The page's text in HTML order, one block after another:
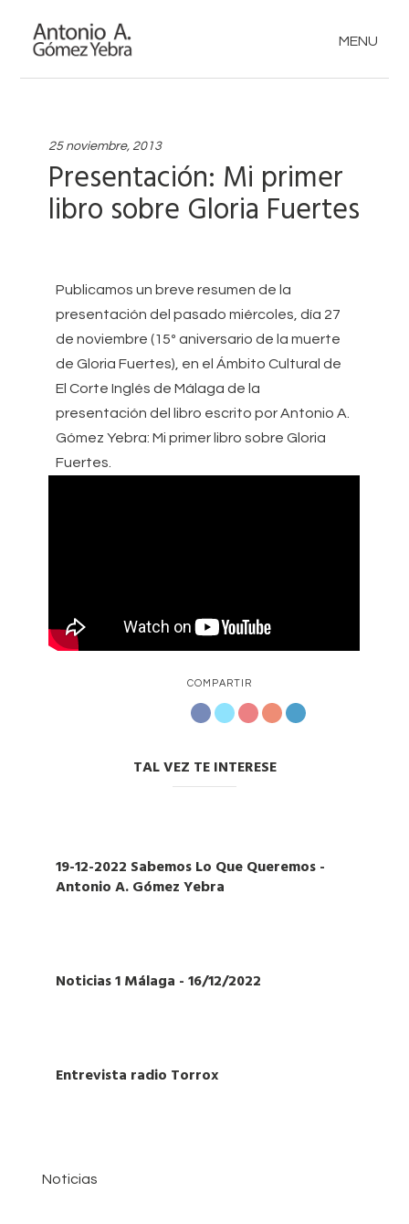
MENU
25 noviembre, 2013
Presentación: Mi primer
libro sobre Gloria Fuertes
Publicamos un breve resumen de la
presentación del pasado miércoles, día 27
de noviembre (15º aniversario de la muerte
de Gloria Fuertes), en el Ámbito Cultural de
El Corte Inglés de Málaga de la
presentación del libro escrito por Antonio A.
Gómez Yebra: Mi primer libro sobre Gloria
Fuertes.
COMPARTIR
TAL VEZ TE INTERESE
19-12-2022 Sabemos Lo Que Queremos -
Antonio A. Gómez Yebra
Noticias 1 Málaga - 16/12/2022
Entrevista radio Torrox
Noticias